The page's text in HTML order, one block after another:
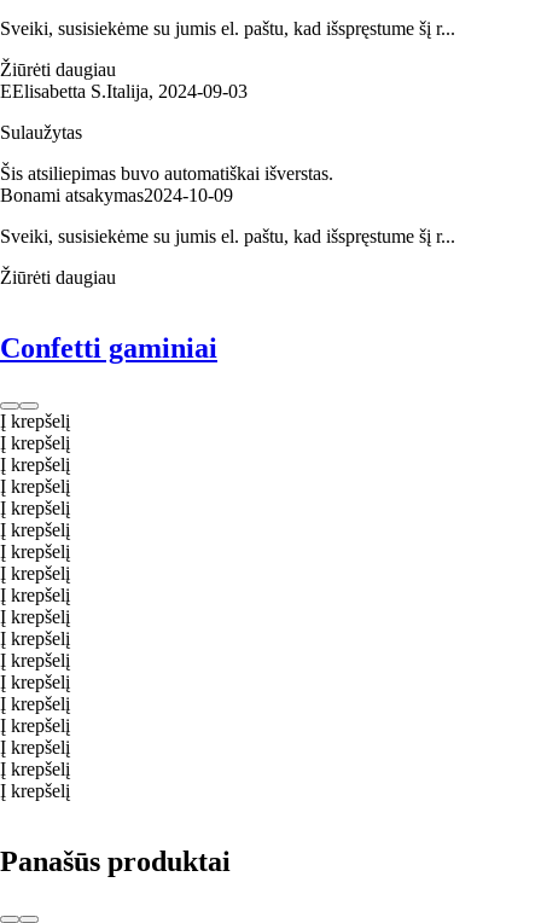
Sveiki, susisiekėme su jumis el. paštu, kad išspręstume šį r...
Žiūrėti daugiau
EElisabetta S.Italija, 2024‑09‑03
Sulaužytas
Šis atsiliepimas buvo automatiškai išverstas.
Bonami atsakymas2024‑10‑09
Sveiki, susisiekėme su jumis el. paštu, kad išspręstume šį r...
Žiūrėti daugiau
Confetti gaminiai
Į krepšelį
Į krepšelį
Į krepšelį
Į krepšelį
Į krepšelį
Į krepšelį
Į krepšelį
Į krepšelį
Į krepšelį
Į krepšelį
Į krepšelį
Į krepšelį
Į krepšelį
Į krepšelį
Į krepšelį
Į krepšelį
Į krepšelį
Į krepšelį
Panašūs produktai